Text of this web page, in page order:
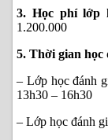
3. Học phí lớp
1.200.000
5. Thời gian
– Lớp học đánh
13h30 – 16h30
– Lớp học đánh